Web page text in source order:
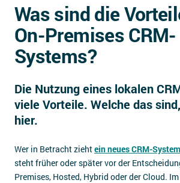
Was ist CRM?
Offene Stellen bei CRM-Lieferanten
Über uns
DSGVO/GDPR
Impressum
Was sind die
On-Premises CRM-
Systems?
Die Nutzung eines lokalen
viele Vorteile. Welche das
hier.
Wer in Betracht ziehtein neues CRM-System
steht früher oder später vor der
Premises, Hosted, Hybrid oder der Cloud.